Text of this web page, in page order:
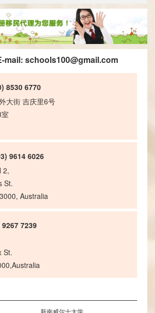
mail: schools100@gmail.com
8530 6770
大街 吉庆里6号
9614 6026
2,
St.
Australia
7239
St.